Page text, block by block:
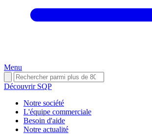
Menu
Découvrir SQP
Notre société
L'équipe commerciale
Besoin d'aide
Notre actualité